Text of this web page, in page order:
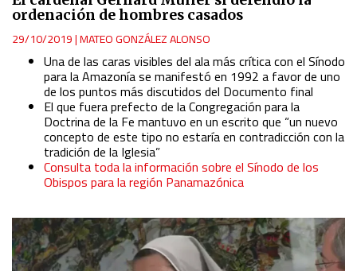
ordenación de hombres casados
29/10/2019|MATEO GONZÁLEZ ALONSO
Una de las caras visibles del ala más crítica con el Sínodo
para la Amazonía se manifestó en 1992 a favor de uno
de los puntos más discutidos del Documento final
El que fuera prefecto de la Congregación para la
Doctrina de la Fe mantuvo en un escrito que “un nuevo
concepto de este tipo no estaría en contradicción con la
tradición de la Iglesia”
Consulta toda la información sobre el Sínodo de los
Obispos para la región Panamazónica